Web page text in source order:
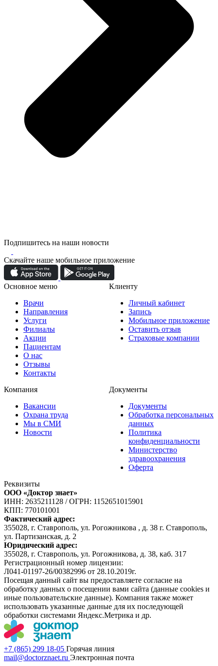
Подпишитесь на наши новости
Скачайте наше мобильное приложение
Основное меню
Врачи
Направления
Услуги
Филиалы
Акции
Пациентам
О нас
Отзывы
Контакты
Клиенту
Личный кабинет
Запись
Мобильное приложение
Оставить отзыв
Страховые компании
Компания
Вакансии
Охрана труда
Мы в СМИ
Новости
Документы
Документы
Обработка персональных
данных
Политика
конфиденциальности
Министерство
здравоохранения
Оферта
Реквизиты
ООО «Доктор знает»
ИНН: 2635211128 /ОГРН: 1152651015901
КПП: 770101001
Фактический адрес:
355028, г. Ставрополь, ул. Рогожникова , д. 38 г. Ставрополь,
ул. Партизанская, д. 2
Юридический адрес:
355028, г. Ставрополь, ул. Рогожникова, д. 38, каб. 317
Регистрационный номер лицензии:
Л041-01197-26/00382996 от 28.10.2019г.
Посещая данный сайт вы предоставляете согласие на
обработку данных о посещении вами сайта (данные cookies и
иные пользовательские данные). Компания также может
использовать указанные данные для их последующей
обработки системами Яндекс.Метрика и др.
+7 (865) 299 18-05 Горячая линия
mail@doctorznaet.ru Электронная почта